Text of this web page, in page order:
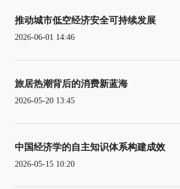
推动城市低空经济安全可持续发展
2026-06-01 14:46
旅居热潮背后的消费新蓝海
2026-05-20 13:45
中国经济学的自主知识体系构建成效
2026-05-15 10:20